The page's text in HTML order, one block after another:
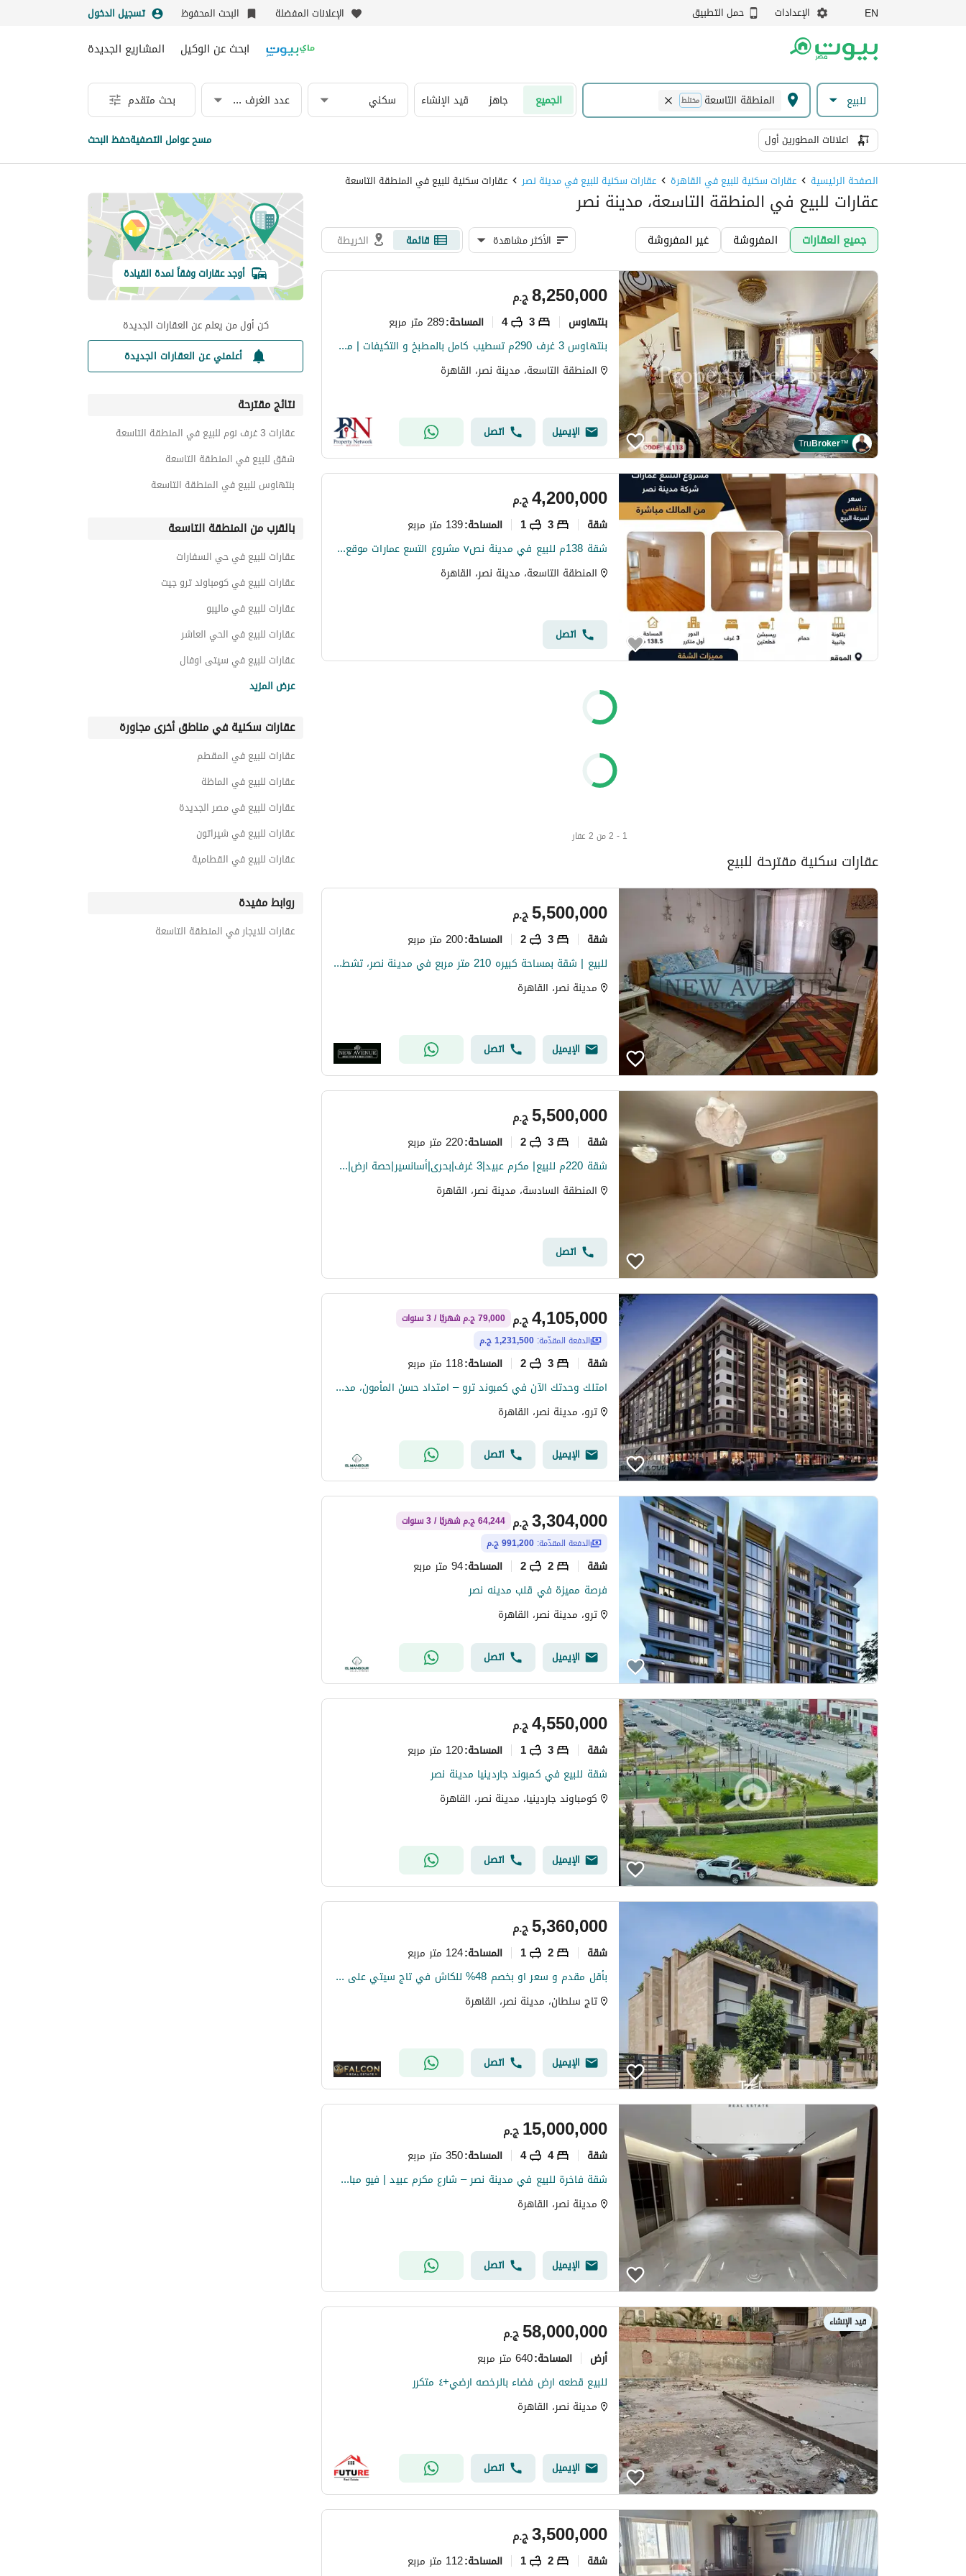
EN الإعدادات حمل التطبيق الإعلانات المفضلة البحث المحفوظ تسجيل الدخول
ابحث عن الوكيل المشاريع الجديدة
للبيع المنطقة التاسعة مختلط الجميع جاهز قيد الإنشاء سكني عدد الغرف & الحمامات بحث متقدم
اعلانات المطورين أول مسح عوامل التصفيةحفظ البحث
الصفحة الرئيسية عقارات سكنية للبيع في القاهرة عقارات سكنية للبيع في مدينة نصر عقارات سكنية للبيع في المنطقة التاسعة
عقارات للبيع في المنطقة التاسعة، مدينة نصر
جميع العقارات المفروشة غير المفروشة الأكثر مشاهدة قائمة الخريطة
TruBroker™
ج.م8,250,000
بنتهاوس 3
4 المساحة:289 متر مربع
بنتهاوس 3 غرف 290م تسطيب كامل بالمطبخ و التكيفات | مدينة نصر | الحي التاسع موقع مميز جاهزة للستلام الفوري
المنطقة التاسعة، مدينة نصر، القاهرة
الإيميل اتصل
ج.م4,200,000
شقة 3
1 المساحة:139 متر مربع
شقة 138م للبيع في مدينة نصv مشروع التسع عمارات موقع مميز جاهزة للسكن
المنطقة التاسعة، مدينة نصر، القاهرة
اتصل
1 - 2 من 2 عقار
عقارات سكنية مقترحة للبيع
ج.م5,500,000
شقة 3
2 المساحة:200 متر مربع
للبيع | شقة بمساحة كبيره 210 متر مربع في مدينة نصر، تشطيب ألترا سوبر لوكس، في موقع مميز وهادئ بجوار حديقة الطفل بالدور الرابع في عمارة حديثة جديدة، تت
مدينة نصر، القاهرة
الإيميل اتصل
ج.م5,500,000
شقة 3
2 المساحة:220 متر مربع
شقة 220م للبيع| مكرم عبيد|3 غرف|بحرى|أسانسير|حصة ارض|5.5 مليون
المنطقة السادسة، مدينة نصر، القاهرة
اتصل
ج.م4,105,000
79,000 ج.م شهريًا / 3 سنوات
الدفعة المقدّمة: 1,231,500 ج.م
شقة 3
2 المساحة:118 متر مربع
امتلك وحدتك الآن في كمبوند ترو – امتداد حسن المأمون، مدينة نصر
ترو، مدينة نصر، القاهرة
الإيميل اتصل
ج.م3,304,000
64,244 ج.م شهريًا / 3 سنوات
الدفعة المقدّمة: 991,200 ج.م
شقة 2
2 المساحة:94 متر مربع
فرصة مميزة في قلب مدينه نصر
ترو، مدينة نصر، القاهرة
الإيميل اتصل
ج.م4,550,000
شقة 3
1 المساحة:120 متر مربع
شقة للبيع في كمبوند جاردينيا مدينة نصر
كومباوند جاردينيا، مدينة نصر، القاهرة
الإيميل اتصل
ج.م5,360,000
شقة 2
1 المساحة:124 متر مربع
بأقل مقدم و سعر او بخصم 48% للكاش في تاج سيتي على طريق السويس مباشرة للبيع بالتقسيط 8 سنين بدون فوائد
تاج سلطان، مدينة نصر، القاهرة
الإيميل اتصل
ج.م15,000,000
شقة 4
4 المساحة:350 متر مربع
شقة فاخرة للبيع في مدينة نصر – شارع مكرم عبيد | فيو مباشر على حديقة الطفل
مدينة نصر، القاهرة
الإيميل اتصل
قيد الإنشاء
ج.م58,000,000
أرض المساحة:640 متر مربع
للبيع قطعه ارض فضاء بالرخصه ارضي+٤ متكرر
مدينة نصر، القاهرة
الإيميل اتصل
ج.م3,500,000
شقة 2
1 المساحة:112 متر مربع
أوجد عقارات وفقاً لمدة القيادة
كن أول من يعلم عن العقارات الجديدة
أعلمني عن العقارات الجديدة
نتائج مقترحة
عقارات 3 غرف نوم للبيع في المنطقة التاسعة
شقق للبيع في المنطقة التاسعة
بنتهاوس للبيع في المنطقة التاسعة
بالقرب من المنطقة التاسعة
عقارات للبيع في حي السفارات
عقارات للبيع في كومباوند ترو جيت
عقارات للبيع في ماليبو
عقارات للبيع في الحي العاشر
عقارات للبيع في سيتى اوفال
عقارات للبيع في كومباوند دجلة لاندمارك
عقارات للبيع في بوتانيكا
عقارات للبيع في سين 7
عرض المزيد
عقارات سكنية في مناطق أخرى مجاورة
عقارات للبيع في المقطم
عقارات للبيع في الماظة
عقارات للبيع في مصر الجديدة
عقارات للبيع في شيراتون
عقارات للبيع في القطامية
روابط مفيدة
عقارات للايجار في المنطقة التاسعة